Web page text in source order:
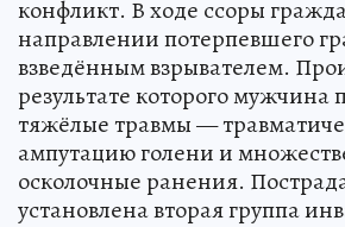
конфликт. В ходе ссоры
направлении потерпевшего
взведённым взрывателем.
результате которого мужчина
тяжёлые травмы —
ампутацию голени и
осколочные ранения.
установлена вторая группа